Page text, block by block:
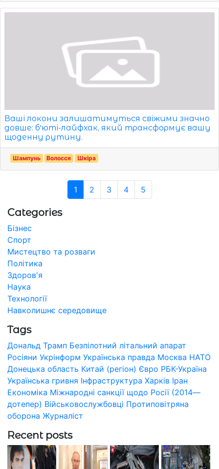
Ваші локони залишатимуться свіжими значно
довше: бʼюті-лайфхак, який трансформує вашу
щоденну рутину.
Шампунь Волосся Шкіра
1 2 3 4 5
Categories
Бізнес
Спорт
Мистецтво та розваги
Політика
Здоров'я
Наука
Технології
Навколишнє середовище
Tags
Дональд Трамп Безпілотний літальний апарат
Росіяни Укрінформ Українська правда Москва НАТО
Донецька область Китай (регіон) Євро РБК-Україна
Українська гривня Інфраструктура Харків Іран
Економіка Міжнародні санкції щодо Росії (2014—
дотепер) Військовослужбовці Протиповітряна
оборона Журналіст
Recent posts